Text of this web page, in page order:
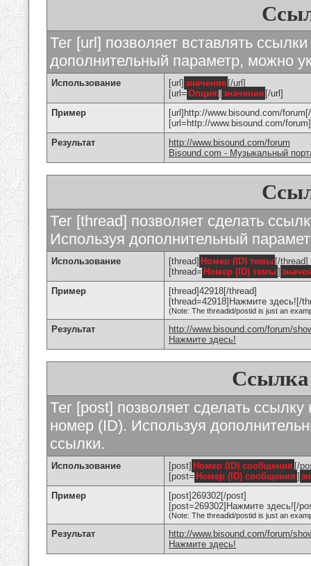
Тег [url] позволяет вставлять
дополнительный параметр, можно
Использование [url] значение [/url]
[url= Опция ] значение [/url]
Пример
[url]http://www.bisound.com/
[url=http://www.bisound.com/
Результат
http://www.bisound.com/forum
Bisound.com - Музыкальный
Тег [thread] позволяет сделать
Используя дополнительный
Использование [thread] Номер (ID) темы [/thread]
[thread= Номер (ID) темы]
Пример
[thread]42918[/thread]
[thread=42918]Нажмите здесь![/
(Note: The threadid/postid is just an
Результат
http://www.bisound.com/forum/
Нажмите здесь!
Ссылка
Тег [post] позволяет сделать
номер (ID). Используя
ссылки.
Использование [post] Номер (ID) сообщения [/
[post= Номер (ID) сообщения ]
Пример
[post]269302[/post]
[post=269302]Нажмите здесь![/
(Note: The threadid/postid is just an
Результат
http://www.bisound.com/forum/
Нажмите здесь!